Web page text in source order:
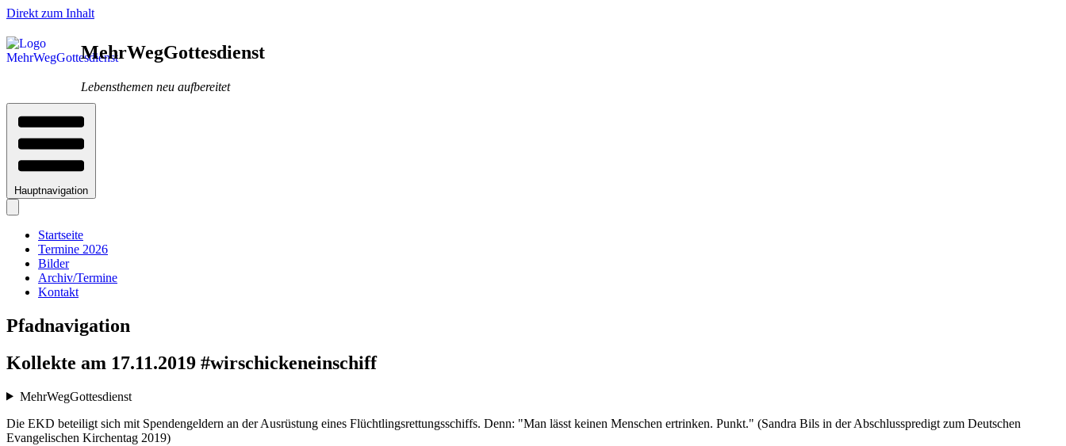
Direkt zum Inhalt
MehrWegGottesdienst
Lebensthemen neu aufbereitet
Hauptnavigation
Startseite
Termine 2026
Bilder
Archiv/Termine
Kontakt
Pfadnavigation
Kollekte am 17.11.2019 #wirschickeneinschiff
MehrWegGottesdienst
Die EKD beteiligt sich mit Spendengeldern an der Ausrüstung eines Flüchtlingsrettungsschiffs. Denn: "Man lässt keinen Menschen ertrinken. Punkt." (Sandra Bils in der Abschlusspredigt zum Deutschen
Evangelischen Kirchentag 2019)